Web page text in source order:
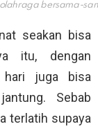
bersama-
seakan bisa
itu, dengan
juga bisa
Sebab
terlatih supaya